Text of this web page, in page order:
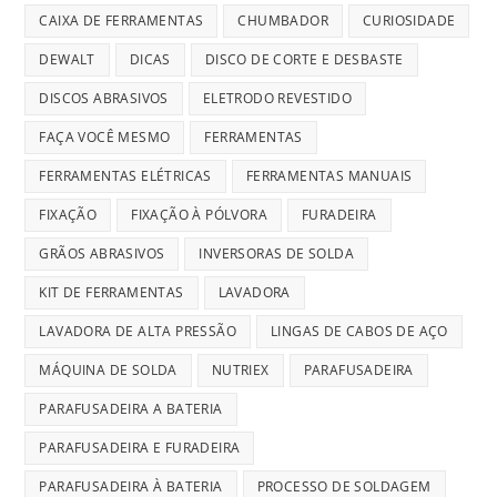
CAIXA DE FERRAMENTAS CHUMBADOR CURIOSIDADE
DEWALT DICAS DISCO DE CORTE E DESBASTE
DISCOS ABRASIVOS ELETRODO REVESTIDO
FAÇA VOCÊ MESMO FERRAMENTAS
FERRAMENTAS ELÉTRICAS FERRAMENTAS MANUAIS
FIXAÇÃO FIXAÇÃO À PÓLVORA FURADEIRA
GRÃOS ABRASIVOS INVERSORAS DE SOLDA
KIT DE FERRAMENTAS LAVADORA
LAVADORA DE ALTA PRESSÃO LINGAS DE CABOS DE AÇO
MÁQUINA DE SOLDA NUTRIEX PARAFUSADEIRA
PARAFUSADEIRA A BATERIA
PARAFUSADEIRA E FURADEIRA
PARAFUSADEIRA À BATERIA PROCESSO DE SOLDAGEM